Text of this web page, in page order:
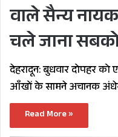
वाले सैन्य
चले जाना
देहरादून: बुधवार दोपहर
आँखों के सामने अचानक
Read More »